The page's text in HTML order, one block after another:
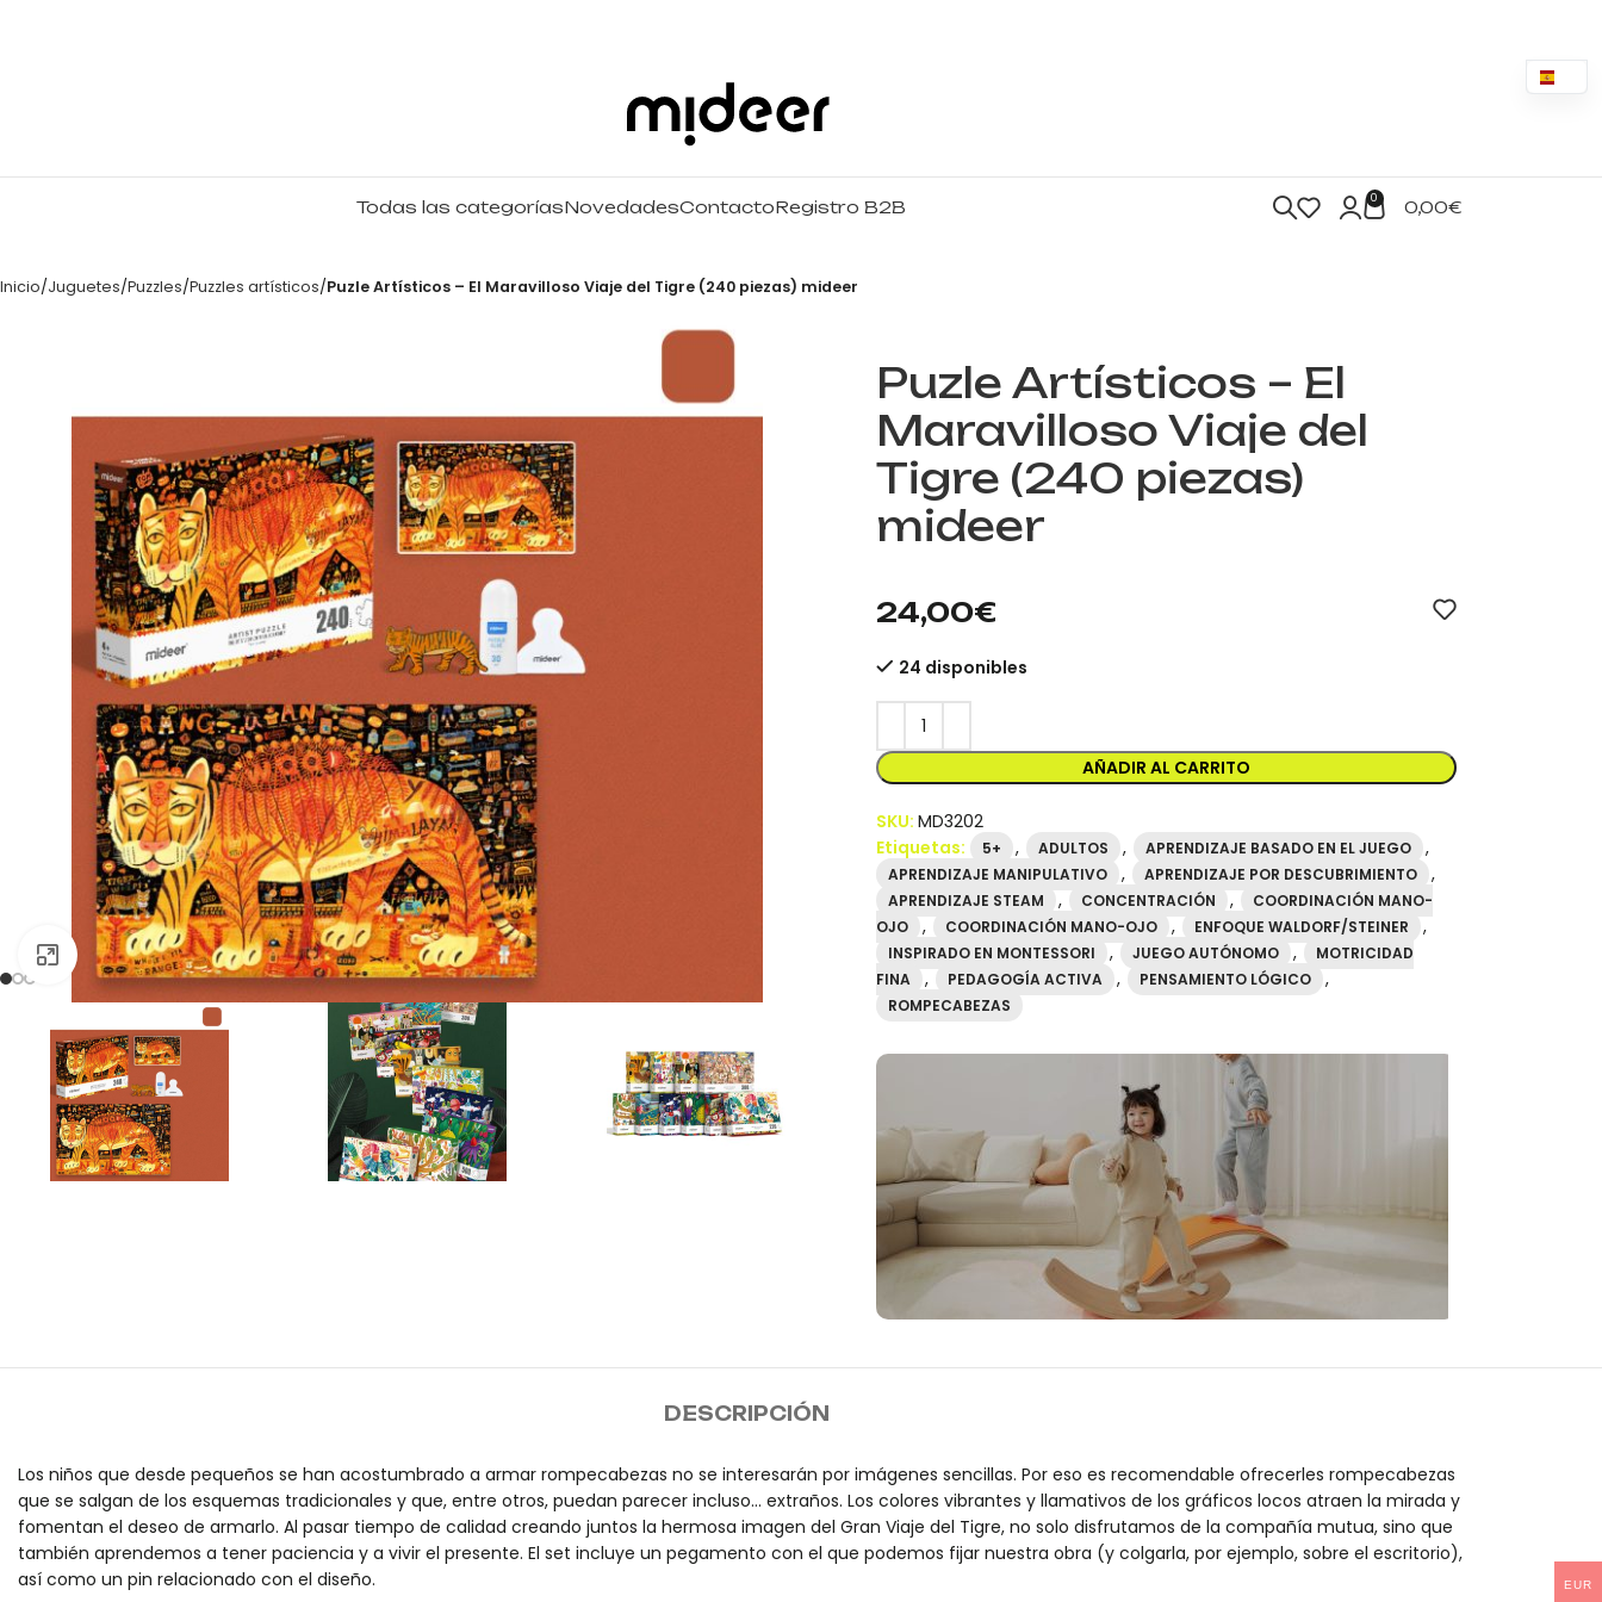
Todas las categoríasNovedadesContactoRegistro B2B 0 0,00€
Inicio Juguetes Puzzles Puzzles artísticos Puzle Artísticos – El Maravilloso Viaje del Tigre (240 piezas) mideer
Clic para ampliar
Puzle Artísticos – El
Maravilloso Viaje del
Tigre (240 piezas)
mideer
24,00€
24 disponibles
AÑADIR AL CARRITO
SKU:MD3202
Etiquetas:
5+ , ADULTOS , APRENDIZAJE BASADO EN EL JUEGO ,
APRENDIZAJE MANIPULATIVO , APRENDIZAJE POR DESCUBRIMIENTO ,
APRENDIZAJE STEAM , CONCENTRACIÓN ,
COORDINACIÓN MANO-
OJO
, COORDINACIÓN MANO-OJO , ENFOQUE WALDORF/STEINER ,
INSPIRADO EN MONTESSORI , JUEGO AUTÓNOMO ,
MOTRICIDAD
FINA
, PEDAGOGÍA ACTIVA , PENSAMIENTO LÓGICO ,
ROMPECABEZAS
MIDEER
DESCRIPCIÓN
Los niños que desde pequeños se han acostumbrado a armar rompecabezas no se interesarán por imágenes sencillas. Por eso es recomendable ofrecerles rompecabezas
que se salgan de los esquemas tradicionales y que, entre otros, puedan parecer incluso… extraños. Los colores vibrantes y llamativos de los gráficos locos atraen la mirada y
fomentan el deseo de armarlo. Al pasar tiempo de calidad creando juntos la hermosa imagen del Gran Viaje del Tigre, no solo disfrutamos de la compañía mutua, sino que
también aprendemos a tener paciencia y a vivir el presente. El set incluye un pegamento con el que podemos fijar nuestra obra (y colgarla, por ejemplo, sobre el escritorio),
así como un pin relacionado con el diseño.
EUR